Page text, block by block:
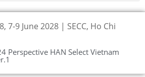
7-9 June 2028 | SECC, Ho Chi
Perspective HAN Select Vietnam